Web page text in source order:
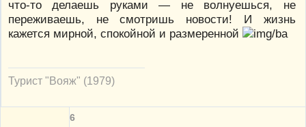
что-то делаешь руками — не волнуешься, не
переживаешь, не смотришь новости! И жизнь
кажется мирной, спокойной и размеренной
Турист "Вояж" (1979)
6